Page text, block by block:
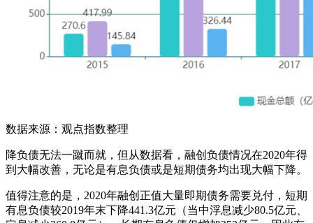
数据来源：观点指数整理
降负债无法一蹴而就，但从数据看，融创负债情况在2020年得
到大幅改善，无论是有息负债或是短期债务均出现大幅下降。
值得注意的是，2020年融创正值大量即期债务需要兑付，短期
有息负债较2019年末下降441.3亿元（当中浮息减少80.5亿元、